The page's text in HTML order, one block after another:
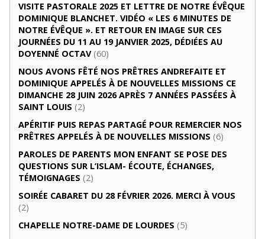
VISITE PASTORALE 2025 ET LETTRE DE NOTRE ÉVÊQUE
DOMINIQUE BLANCHET. VIDÉO « LES 6 MINUTES DE
NOTRE ÉVÊQUE ». ET RETOUR EN IMAGE SUR CES
JOURNÉES DU 11 AU 19 JANVIER 2025, DÉDIÉES AU
DOYENNÉ OCTAV (60)
NOUS AVONS FÊTÉ NOS PRÊTRES ANDREFAITE ET
DOMINIQUE APPELÉS À DE NOUVELLES MISSIONS CE
DIMANCHE 28 JUIN 2026 APRÈS 7 ANNÉES PASSÉES À
SAINT LOUIS (2)
APÉRITIF PUIS REPAS PARTAGÉ POUR REMERCIER NOS
PRÊTRES APPELÉS À DE NOUVELLES MISSIONS (6)
PAROLES DE PARENTS MON ENFANT SE POSE DES
QUESTIONS SUR L’ISLAM- ÉCOUTE, ÉCHANGES,
TÉMOIGNAGES (2)
SOIRÉE CABARET DU 28 FÉVRIER 2026. MERCI À VOUS
(2)
CHAPELLE NOTRE-DAME DE LOURDES (5)